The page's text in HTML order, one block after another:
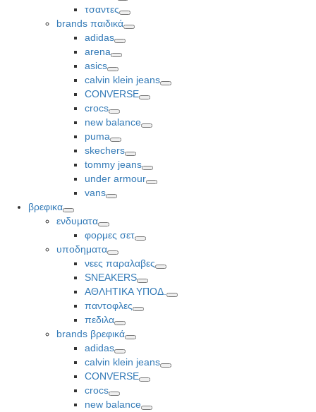
τσαντες
brands παιδικά
adidas
arena
asics
Toggle
calvin klein jeans
CONVERSE
crocs
Toggle
new balance
puma
Toggle
skechers
Toggle
tommy jeans
under armour
vans
βρεφικα
Toggle
ενδυματα
Toggle
φορμες σετ
υποδηματα
Toggle
νεες παραλαβες
SNEAKERS
Toggle
ΑΘΛΗΤΙΚΑ ΥΠΟΔ.
παντοφλες
πεδιλα
Toggle
brands βρεφικά
adidas
Toggle
calvin klein jeans
CONVERSE
crocs
Toggle
new balance